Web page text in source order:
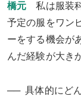
橋元 私は服装
予定の服をワン
ーをする機会が
んだ経験が大き
具体的にど